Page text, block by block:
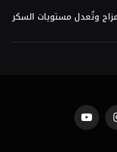
وتُعدل مستويات السكر
YouTube